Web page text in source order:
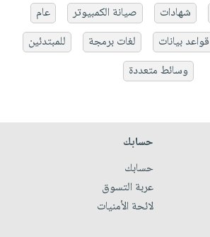
شهادات صيانة الكمبيوتر
عام
قواعد بيانات لغات برمجة
للمبتدئين
وسائط متعددة
حسابك
حسابك
عربة التسوق
لائحة الأمنيات